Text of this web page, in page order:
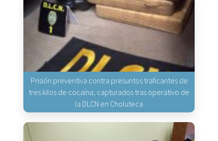
Prisión preventiva contra presuntos traficantes de
tres kilos de cocaína, capturados tras operativo de
la DLCN en Choluteca